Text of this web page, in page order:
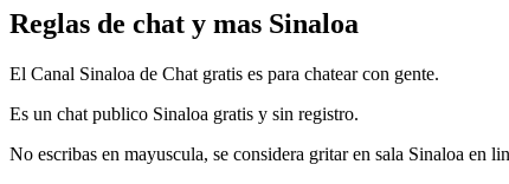
Reglas de chat y mas Sinaloa
El Canal Sinaloa de Chat gratis es para chatear con gente.
Es un chat publico Sinaloa gratis y sin registro.
No escribas en mayuscula, se considera gritar en sala Sinaloa en